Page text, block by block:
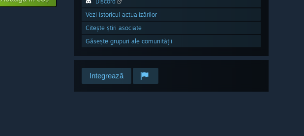
Vezi istoricul actualizărilor
Citește știri asociate
Găsește grupuri ale comunității
Integrează